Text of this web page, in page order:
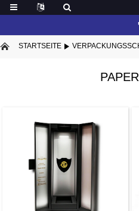
STARTSEITE